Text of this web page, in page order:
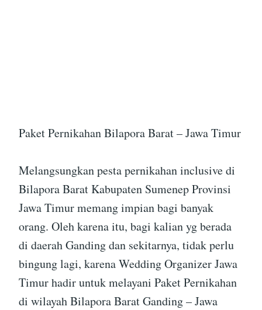
Paket Pernikahan Bilapora Barat – Jawa Timur
Melangsungkan pesta pernikahan inclusive di
Bilapora Barat Kabupaten Sumenep Provinsi
Jawa Timur memang impian bagi banyak
orang. Oleh karena itu, bagi kalian yg berada
di daerah Ganding dan sekitarnya, tidak perlu
bingung lagi, karena Wedding Organizer Jawa
Timur hadir untuk melayani Paket Pernikahan
di wilayah Bilapora Barat Ganding – Jawa